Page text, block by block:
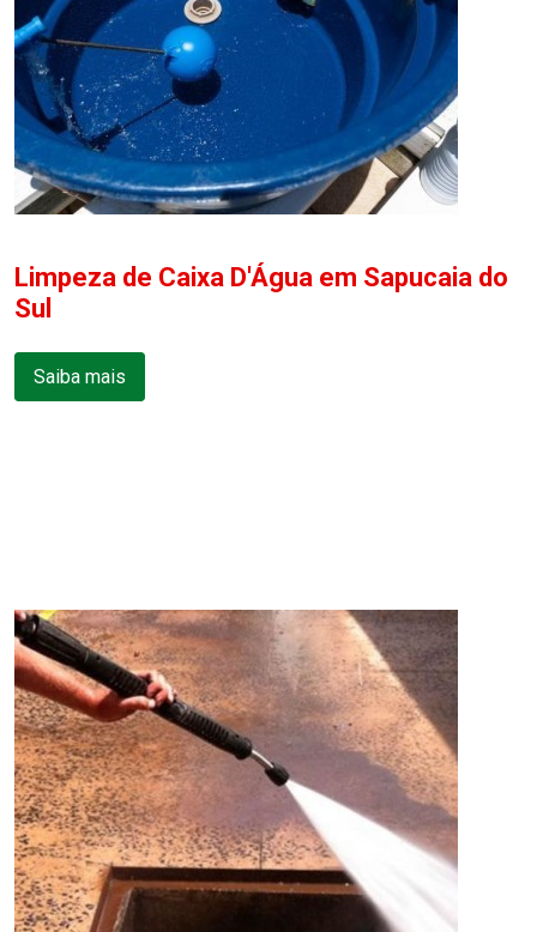
Limpeza de Caixa D'Água em Sapucaia do
Sul
Saiba mais